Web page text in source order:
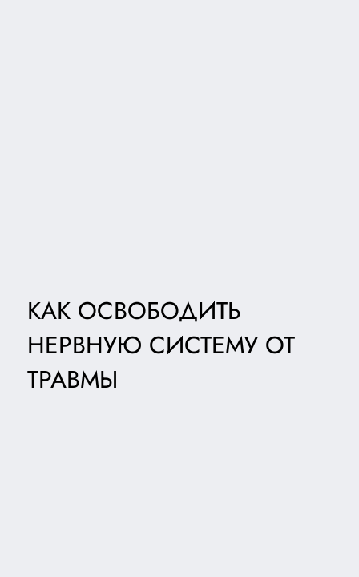
КАК ОСВОБОДИТЬ
НЕРВНУЮ СИСТЕМУ ОТ
ТРАВМЫ